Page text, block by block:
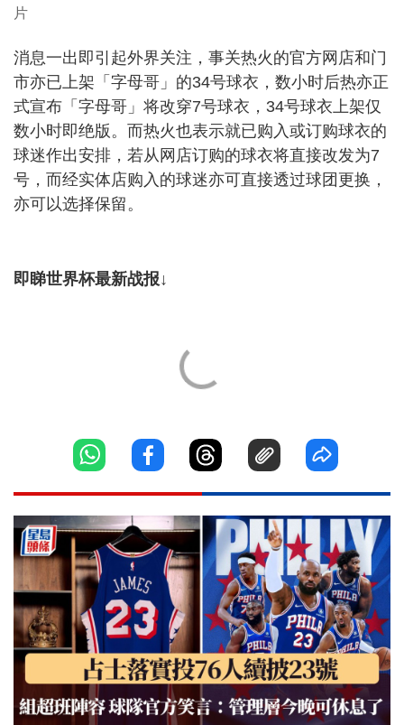
片
消息一出即引起外界关注，事关热火的官方网店和门
市亦已上架「字母哥」的34号球衣，数小时后热亦正
式宣布「字母哥」将改穿7号球衣，34号球衣上架仅
数小时即绝版。而热火也表示就已购入或订购球衣的
球迷作出安排，若从网店订购的球衣将直接改发为7
号，而经实体店购入的球迷亦可直接透过球团更换，
亦可以选择保留。
即睇世界杯最新战报↓